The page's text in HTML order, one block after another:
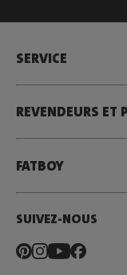
SERVICE
REVENDEURS ET
FATBOY
SUIVEZ-NOUS